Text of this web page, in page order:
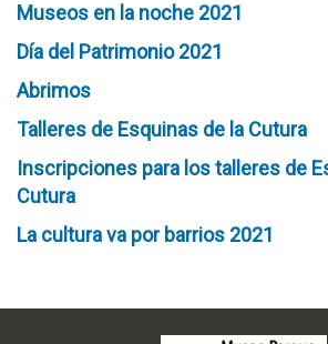
Museos en la noche 2021
Día del Patrimonio 2021
Abrimos
Talleres de Esquinas de la Cutura
Inscripciones para los talleres de
Cutura
La cultura va por barrios 2021